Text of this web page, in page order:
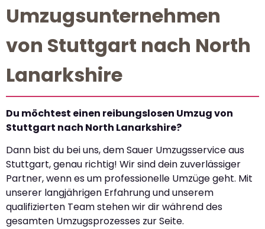
Umzugsunternehmen
von Stuttgart nach North
Lanarkshire
Du möchtest einen reibungslosen Umzug von
Stuttgart nach North Lanarkshire?
Dann bist du bei uns, dem Sauer Umzugsservice aus
Stuttgart, genau richtig! Wir sind dein zuverlässiger
Partner, wenn es um professionelle Umzüge geht. Mit
unserer langjährigen Erfahrung und unserem
qualifizierten Team stehen wir dir während des
gesamten Umzugsprozesses zur Seite.